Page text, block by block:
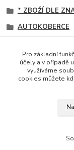
* ZBOŽÍ DLE
AUTOKOBERCE
koženka
DODÁVKY
Pro základní
účely a v případě
využíváme
cookies můžete